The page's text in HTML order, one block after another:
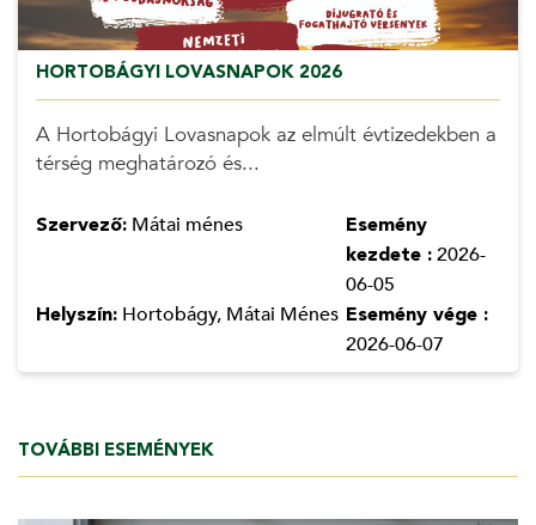
HORTOBÁGYI LOVASNAPOK 2026
A Hortobágyi Lovasnapok az elmúlt évtizedekben a
térség meghatározó és...
Szervező:Mátai ménes
Esemény
kezdete :2026-
06-05
Helyszín:Hortobágy, Mátai Ménes Esemény vége :
2026-06-07
TOVÁBBI ESEMÉNYEK